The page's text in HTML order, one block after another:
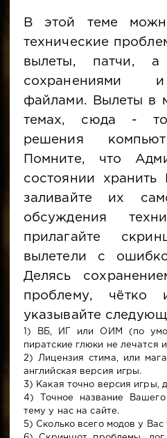
В этой теме
технические
вылеты, патчи, а
сохранениями
файлами. Вылеты в
темах, сюда -
решения
Помните, что
состоянии
заливайте их
обсуждения
прилагайте
вылетели с
Делясь
проблему,
указывайте
1) ВБ, ИГ или ОИМ (по
пиратские глюки не лечатся
2) Лицензия стима, или
английская версия игры.
3) Какая точно версия игры,
4) Точное название
тему у нас на сайте.
5) Сколько всего модов у Вас